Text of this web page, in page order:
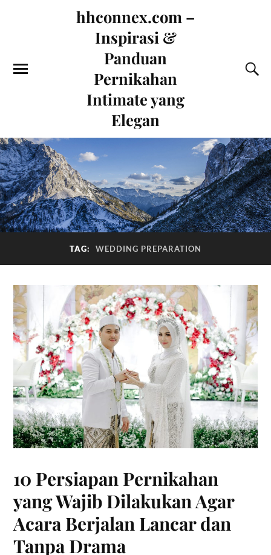
hhconnex.com –
Inspirasi &
Panduan
Pernikahan
Intimate yang
Elegan
TAG: WEDDING PREPARATION
10 Persiapan Pernikahan
yang Wajib Dilakukan Agar
Acara Berjalan Lancar dan
Tanpa Drama